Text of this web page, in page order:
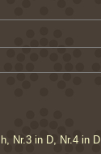
Nr.3 in D, Nr.4 in D